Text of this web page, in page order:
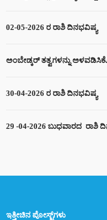
02-05-2026 ರ ರಾಶಿ ದಿನಭವಿಷ್ಯ
ಅಂಬೇಡ್ಕರ್ ತತ್ವಗಳನ್ನು
30-04-2026 ರ ರಾಶಿ ದಿನಭವಿಷ್ಯ
29 -04-2026 ಬುಧವಾರದ ರಾಶಿ
ಇತ್ತೀಚಿನ ಪೋಸ್ಟ್‌ಗಳು